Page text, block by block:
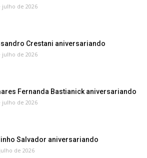
julho de 2026
Crestani aniversariando
julho de 2026
Fernanda Bastianick aniversariando
julho de 2026
Salvador aniversariando
de 2026